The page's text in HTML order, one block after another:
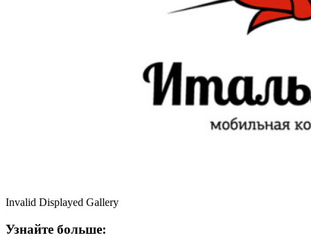
Invalid Displayed Gallery
Узнайте больше: